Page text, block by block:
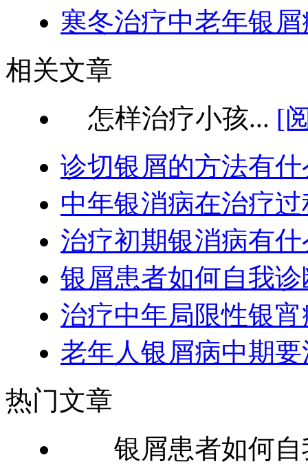
寒冬治疗中老年银
相关文章
怎样治疗小孩... [
诊切银屑的方法有什
中年银消病在治疗
治疗初期银消病有
银屑患者如何自我诊
治疗中年局限性银
老年人银屑病中期
热门文章
银屑患者如何自